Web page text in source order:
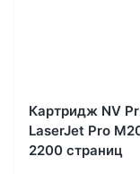
Картридж NV
LaserJet Pro
2200 страниц